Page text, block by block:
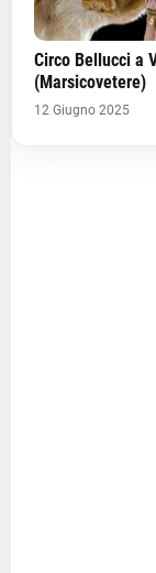
Circo Bellucci a
(Marsicovetere)
12 Giugno 2025